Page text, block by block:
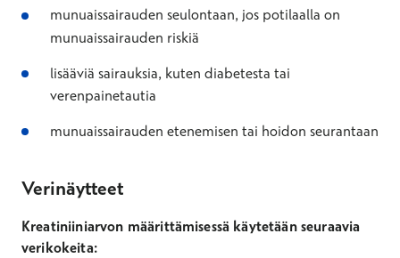
munuaissairauden seulontaan, jos potilaalla on
munuaissairauden riskiä
lisääviä sairauksia, kuten diabetesta tai
verenpainetautia
munuaissairauden etenemisen tai hoidon seurantaan
Verinäytteet
Kreatiniiniarvon määrittämisessä käytetään seuraavia
verikokeita: